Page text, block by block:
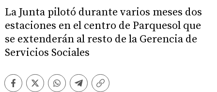
La Junta pilotó durante varios meses dos
estaciones en el centro de Parquesol que
se extenderán al resto de la Gerencia de
Servicios Sociales
FacebookTwitterWhatsappTelegramCopiar